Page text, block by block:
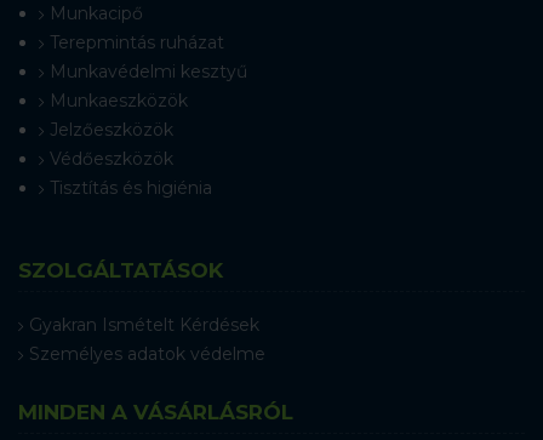
Munkacipő
Terepmintás ruházat
Munkavédelmi kesztyű
Munkaeszközök
Jelzőeszközök
Védőeszközök
Tisztítás és higiénia
SZOLGÁLTATÁSOK
Gyakran Ismételt Kérdések
Személyes adatok védelme
MINDEN A VÁSÁRLÁSRÓL